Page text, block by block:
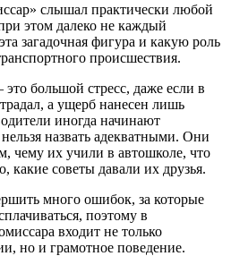
слышал практически любой
этом далеко не каждый
загадочная фигура и какую роль
происшествия.
большой стресс, даже если в
а ущерб нанесен лишь
иногда начинают
назвать адекватными. Они
чему их учили в автошколе, что
какие советы давали их друзья.
много ошибок, за которые
поэтому в
входит не только
но и грамотное поведение.